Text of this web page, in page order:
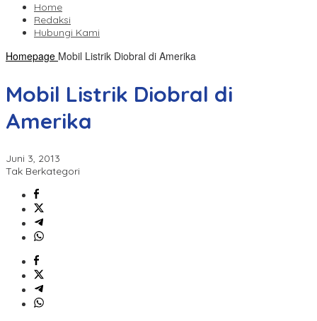
Home
Redaksi
Hubungi Kami
Homepage Mobil Listrik Diobral di Amerika
Mobil Listrik Diobral di
Amerika
Juni 3, 2013
Tak Berkategori